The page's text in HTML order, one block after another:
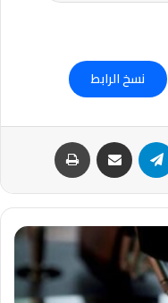
نسخ الرابط
تيلقرام مشاركة عبر البريد